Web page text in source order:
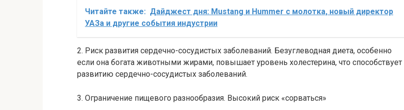
Читайте также: Дайджест дня: Mustang и Hummer с молотка, новый директор
УАЗа и другие события индустрии
2. Риск развития сердечно-сосудистых заболеваний. Безуглеводная диета, особенно
если она богата животными жирами, повышает уровень холестерина, что способствует
развитию сердечно-сосудистых заболеваний.
3. Ограничение пищевого разнообразия. Высокий риск «сорваться»